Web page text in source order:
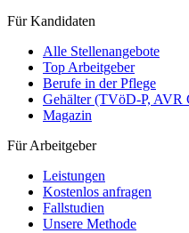
Für Kandidaten
Alle Stellenangebote
Top Arbeitgeber
Berufe in der Pflege
Gehälter (TVöD-P, AVR
Magazin
Für Arbeitgeber
Leistungen
Kostenlos anfragen
Fallstudien
Unsere Methode